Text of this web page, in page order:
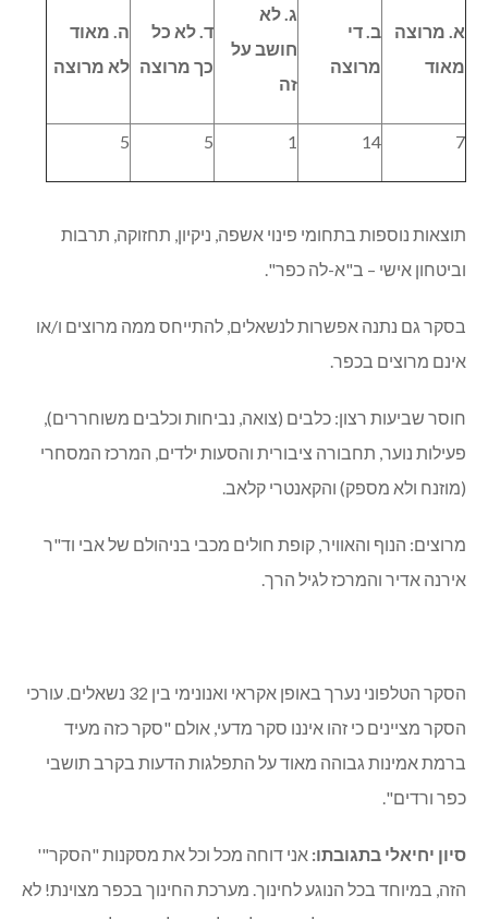
א. מרוצה
מאוד
ב. די
מרוצה
ג. לא
חושב על
זה
ד. לא כל
כך מרוצה
ה. מאוד
לא מרוצה
7
14
1
5
5
תוצאות נוספות בתחומי פינוי אשפה, ניקיון, תחזוקה, תרבות
וביטחון אישי – ב"א-לה כפר".
בסקר גם נתנה אפשרות לנשאלים, להתייחס ממה מרוצים ו/או
אינם מרוצים בכפר.
חוסר שביעות רצון: כלבים (צואה, נביחות וכלבים משוחררים),
פעילות נוער, תחבורה ציבורית והסעות ילדים, המרכז המסחרי
(מוזנח ולא מספק) והקאנטרי קלאב.
מרוצים: הנוף והאוויר, קופת חולים מכבי בניהולם של אבי וד"ר
אירנה אדיר והמרכז לגיל הרך.
הסקר הטלפוני נערך באופן אקראי ואנונימי בין 32 נשאלים. עורכי
הסקר מציינים כי זהו איננו סקר מדעי, אולם "סקר כזה מעיד
ברמת אמינות גבוהה מאוד על התפלגות הדעות בקרב תושבי
כפר ורדים".
סיון יחיאלי בתגובתו: אני דוחה מכל וכל את מסקנות "הסקר"'
הזה, במיוחד בכל הנוגע לחינוך. מערכת החינוך בכפר מצוינת! לא